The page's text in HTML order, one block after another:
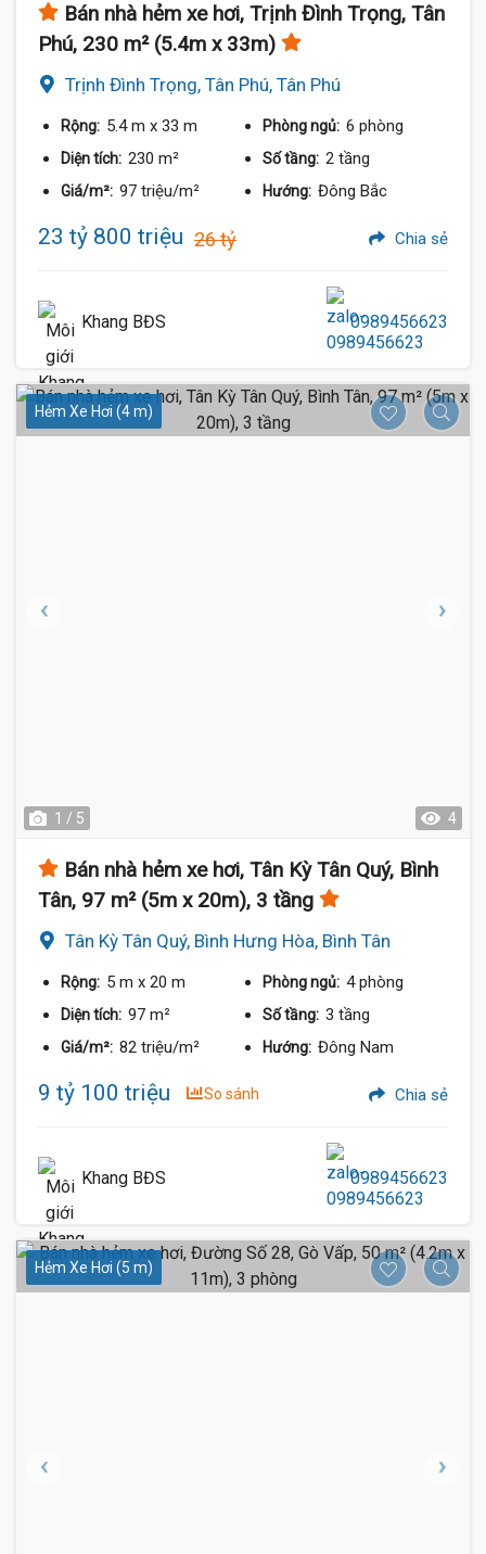
Bán nhà hẻm xe hơi, Trịnh Đình Trọng, Tân
Phú, 230 m² (5.4m x 33m)
Trịnh Đình Trọng, Tân Phú, Tân Phú
Rộng: 5.4 m x 33 m Phòng ngủ: 6 phòng
Diện tích: 230 m² Số tầng: 2 tầng
Giá/m²: 97 triệu/m² Hướng: Đông Bắc
23 tỷ 800 triệu 26 tỷ Chia sẻ
Khang BĐS 0989456623
Hẻm Xe Hơi (4 m)
1 / 5 4
Bán nhà hẻm xe hơi, Tân Kỳ Tân Quý, Bình
Tân, 97 m² (5m x 20m), 3 tầng
Tân Kỳ Tân Quý, Bình Hưng Hòa, Bình Tân
Rộng: 5 m x 20 m Phòng ngủ: 4 phòng
Diện tích: 97 m² Số tầng: 3 tầng
Giá/m²: 82 triệu/m² Hướng: Đông Nam
9 tỷ 100 triệu So sánh Chia sẻ
Khang BĐS 0989456623
Hẻm Xe Hơi (5 m)